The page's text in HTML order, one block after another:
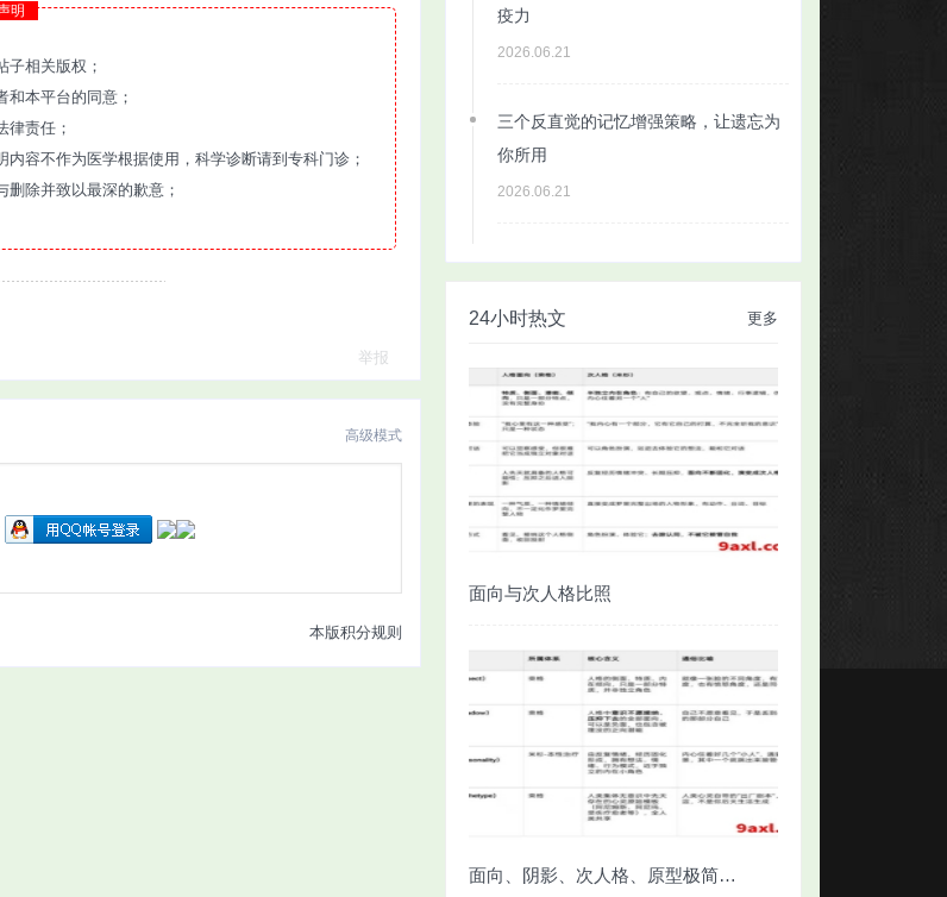
疫力
2026.06.21
三个反直觉的记忆增强策略，让遗忘为
你所用
2026.06.21
更多
24小时热文
面向与次人格比照
面向、阴影、次人格、原型极简对照
明
子相关版权；
本平台的同意；
律责任；
容不作为医学根据使用，科学诊断请到专科门诊；
除并致以最深的歉意；
举报
高级模式
本版积分规则